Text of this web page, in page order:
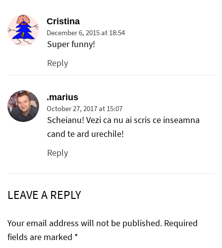
Cristina
December 6, 2015 at 18:54
Super funny!
Reply
.marius
October 27, 2017 at 15:07
Scheianu! Vezi ca nu ai scris ce inseamna
cand te ard urechile!
Reply
LEAVE A REPLY
Your email address will not be published. Required
fields are marked *